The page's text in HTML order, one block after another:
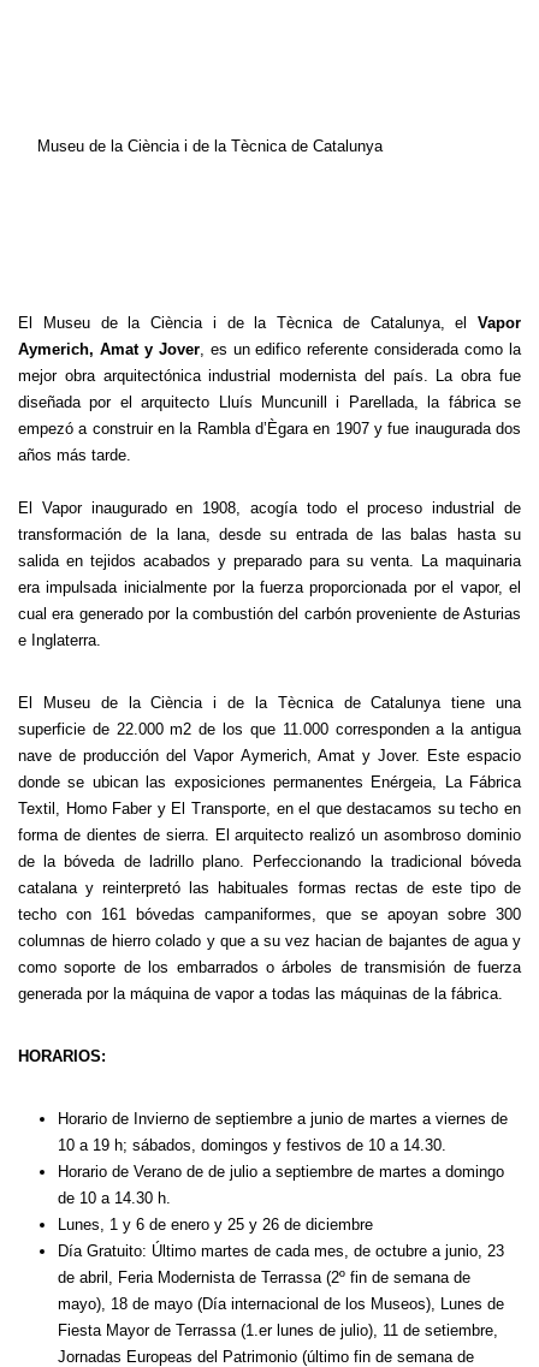
Museu de la Ciència i de la Tècnica de Catalunya
El Museu de la Ciència i de la Tècnica de Catalunya, el Vapor
Aymerich, Amat y Jover, es un edifico referente considerada como la
mejor obra arquitectónica industrial modernista del país. La obra fue
diseñada por el arquitecto Lluís Muncunill i Parellada, la fábrica se
empezó a construir en la Rambla d’Ègara en 1907 y fue inaugurada dos
años más tarde.
El Vapor inaugurado en 1908, acogía todo el proceso industrial de
transformación de la lana, desde su entrada de las balas hasta su
salida en tejidos acabados y preparado para su venta. La maquinaria
era impulsada inicialmente por la fuerza proporcionada por el vapor, el
cual era generado por la combustión del carbón proveniente de Asturias
e Inglaterra.
El Museu de la Ciència i de la Tècnica de Catalunya tiene una
superficie de 22.000 m2 de los que 11.000 corresponden a la antigua
nave de producción del Vapor Aymerich, Amat y Jover. Este espacio
donde se ubican las exposiciones permanentes Enérgeia, La Fábrica
Textil, Homo Faber y El Transporte, en el que destacamos su techo en
forma de dientes de sierra. El arquitecto realizó un asombroso dominio
de la bóveda de ladrillo plano. Perfeccionando la tradicional bóveda
catalana y reinterpretó las habituales formas rectas de este tipo de
techo con 161 bóvedas campaniformes, que se apoyan sobre 300
columnas de hierro colado y que a su vez hacian de bajantes de agua y
como soporte de los embarrados o árboles de transmisión de fuerza
generada por la máquina de vapor a todas las máquinas de la fábrica.
HORARIOS:
Horario de Invierno de septiembre a junio de martes a viernes de
10 a 19 h; sábados, domingos y festivos de 10 a 14.30.
Horario de Verano de de julio a septiembre de martes a domingo
de 10 a 14.30 h.
Lunes, 1 y 6 de enero y 25 y 26 de diciembre
Día Gratuito: Último martes de cada mes, de octubre a junio, 23
de abril, Feria Modernista de Terrassa (2º fin de semana de
mayo), 18 de mayo (Día internacional de los Museos), Lunes de
Fiesta Mayor de Terrassa (1.er lunes de julio), 11 de setiembre,
Jornadas Europeas del Patrimonio (último fin de semana de